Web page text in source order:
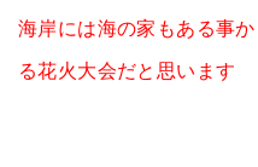
海岸には海の家もある事
る花火大会だと思います